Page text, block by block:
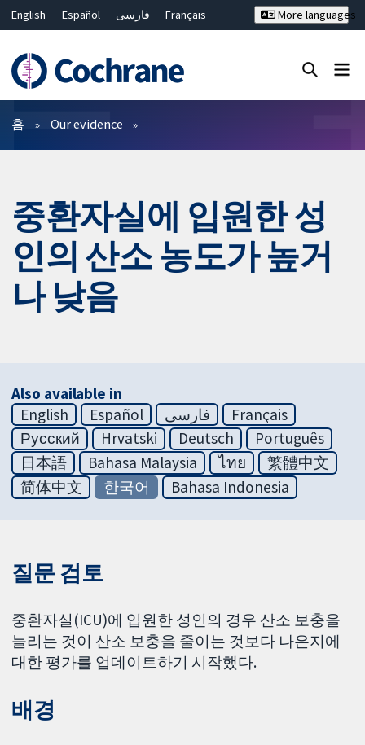
English Español فارسی
Français
Bahasa Malaysia
ไทย
繁體中文
简体中文
More languages
필터
홈 Our evidence
중환자실에 입원한 성
인의 산소 농도가 높거
나 낮음
Also available in
English
Español فارسی
Français
Русский
Hrvatski Deutsch
Português
日本語
Bahasa Malaysia ไทย
繁體中文
简体中文
한국어 Bahasa Indonesia
질문 검토
중환자실(ICU)에 입원한 성인의 경우 산소 보충을
늘리는 것이 산소 보충을 줄이는 것보다 나은지에
대한 평가를 업데이트하기 시작했다.
배경